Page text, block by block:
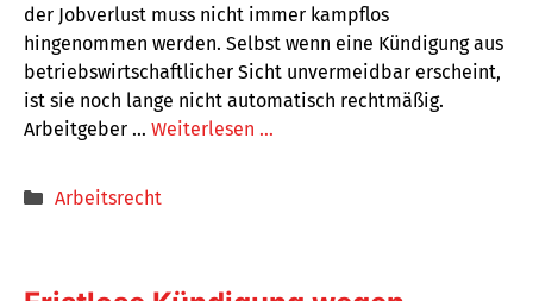
der Jobverlust muss nicht immer kampflos
hingenommen werden. Selbst wenn eine Kündigung aus
betriebswirtschaftlicher Sicht unvermeidbar erscheint,
ist sie noch lange nicht automatisch rechtmäßig.
Arbeitgeber … Weiterlesen …
Kategorien
Arbeitsrecht